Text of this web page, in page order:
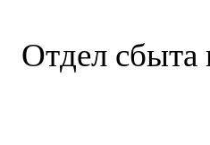
Отдел сбыта